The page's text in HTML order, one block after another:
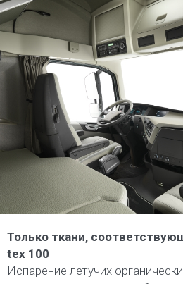
Только ткани,
tex 100
Испарение летучих